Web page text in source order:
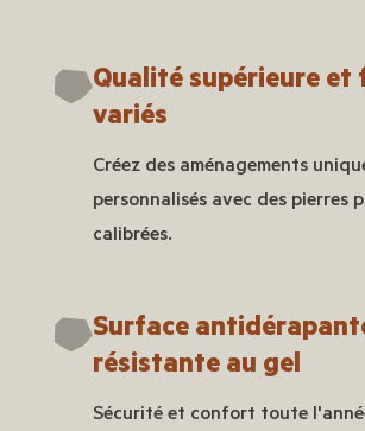
Qualité supérieure et
variés
Créez des aménagements
personnalisés avec des pierres
calibrées.
Surface
résistante au gel
Sécurité et confort toute